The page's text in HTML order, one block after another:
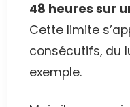
48 heures sur
Cette limite
consécutifs, du
exemple.